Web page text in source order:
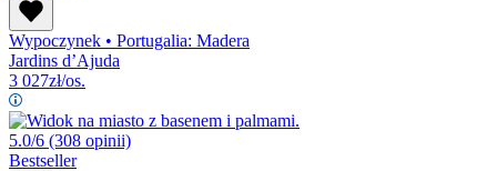
Wypoczynek • Portugalia: Madera
Jardins d’Ajuda
3 027zł/os.
5.0/6 (308 opinii)
Bestseller